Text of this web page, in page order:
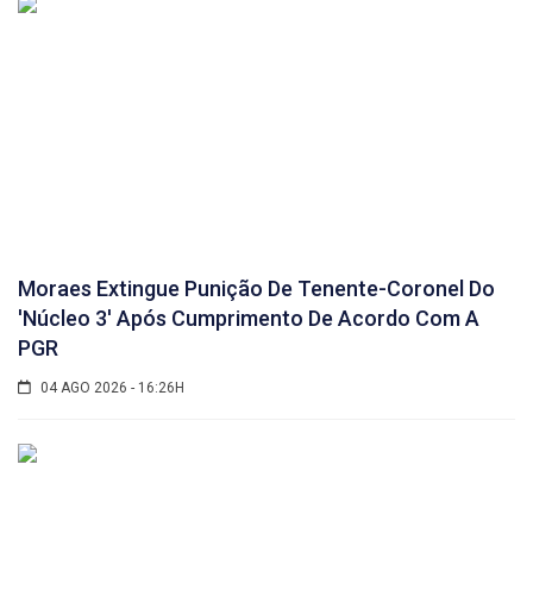
Moraes Extingue Punição De Tenente-Coronel Do
'núcleo 3' Após Cumprimento De Acordo Com A
PGR
04 AGO 2026 - 16:26H